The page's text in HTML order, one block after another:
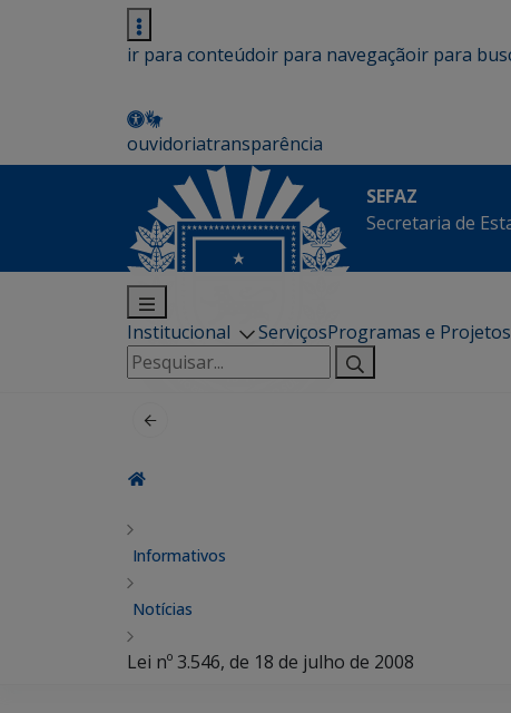
ir para conteúdoir para navegaçãoir para
ouvidoriatransparência
SEFAZ
Secretaria de
Institucional ServiçosProgramas e Projetos
Pesquisar
por:
Informativos
Notícias
Lei nº 3.546, de 18 de julho de 2008